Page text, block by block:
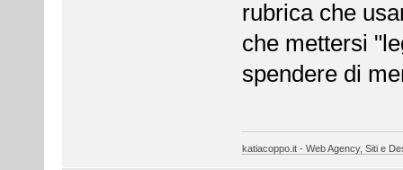
rubrica che
che mettersi
spendere di
katiacoppo.it - Web Agency, Siti e